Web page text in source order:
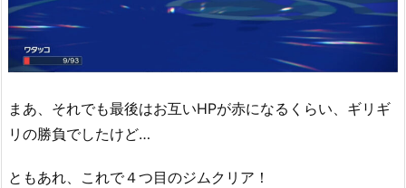
まあ、それでも最後はお互いHPが赤になるくらい、ギリギ
リの勝負でしたけど…
ともあれ、これで４つ目のジムクリア！